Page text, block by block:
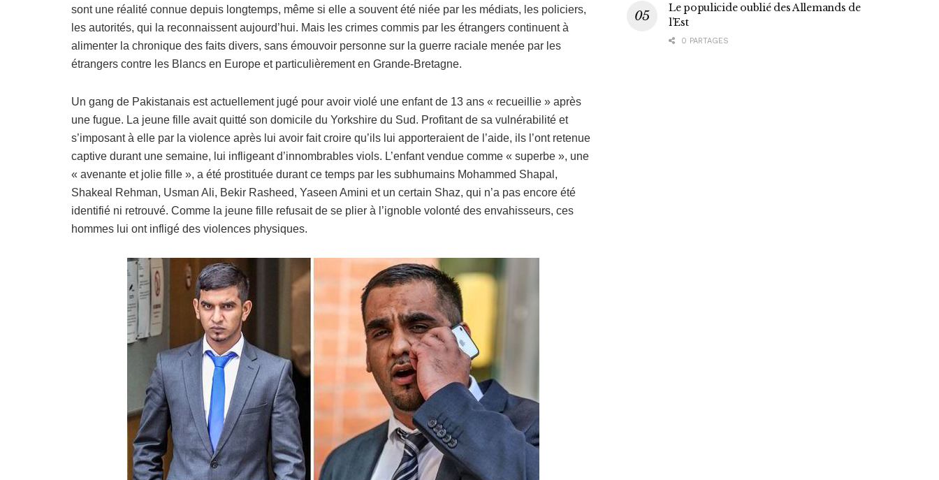
sont une réalité connue depuis longtemps, même si elle a souvent été niée par les médiats, les policiers,
les autorités, qui la reconnaissent aujourd’hui. Mais les crimes commis par les étrangers continuent à
alimenter la chronique des faits divers, sans émouvoir personne sur la guerre raciale menée par les
étrangers contre les Blancs en Europe et particulièrement en Grande-Bretagne.
Un gang de Pakistanais est actuellement jugé pour avoir violé une enfant de 13 ans « recueillie » après
une fugue. La jeune fille avait quitté son domicile du Yorkshire du Sud. Profitant de sa vulnérabilité et
s’imposant à elle par la violence après lui avoir fait croire qu’ils lui apporteraient de l’aide, ils l’ont retenue
captive durant une semaine, lui infligeant d’innombrables viols. L’enfant vendue comme « superbe », une
« avenante et jolie fille », a été prostituée durant ce temps par les subhumains Mohammed Shapal,
Shakeal Rehman, Usman Ali, Bekir Rasheed, Yaseen Amini et un certain Shaz, qui n’a pas encore été
identifié ni retrouvé. Comme la jeune fille refusait de se plier à l’ignoble volonté des envahisseurs, ces
hommes lui ont infligé des violences physiques.
Le populicide oublié des Allemands de
l’Est
0 PARTAGES